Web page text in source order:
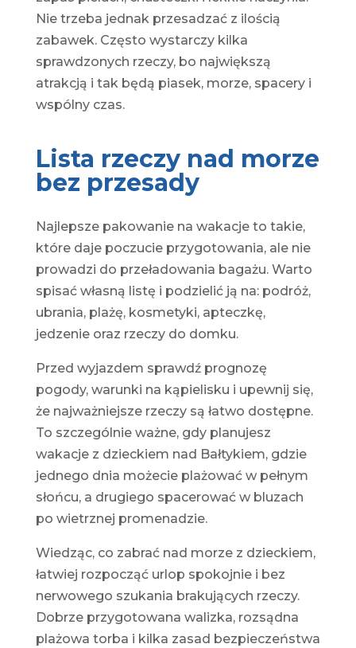
Nie trzeba jednak przesadzać z ilością
zabawek. Często wystarczy kilka
sprawdzonych rzeczy, bo największą
atrakcją i tak będą piasek, morze, spacery i
wspólny czas.
Lista rzeczy nad morze
bez przesady
Najlepsze pakowanie na wakacje to takie,
które daje poczucie przygotowania, ale nie
prowadzi do przeładowania bagażu. Warto
spisać własną listę i podzielić ją na: podróż,
ubrania, plażę, kosmetyki, apteczkę,
jedzenie oraz rzeczy do domku.
Przed wyjazdem sprawdź prognozę
pogody, warunki na kąpielisku i upewnij się,
że najważniejsze rzeczy są łatwo dostępne.
To szczególnie ważne, gdy planujesz
wakacje z dzieckiem nad Bałtykiem, gdzie
jednego dnia możecie plażować w pełnym
słońcu, a drugiego spacerować w bluzach
po wietrznej promenadzie.
Wiedząc, co zabrać nad morze z dzieckiem,
łatwiej rozpocząć urlop spokojnie i bez
nerwowego szukania brakujących rzeczy.
Dobrze przygotowana walizka, rozsądna
plażowa torba i kilka zasad bezpieczeństwa